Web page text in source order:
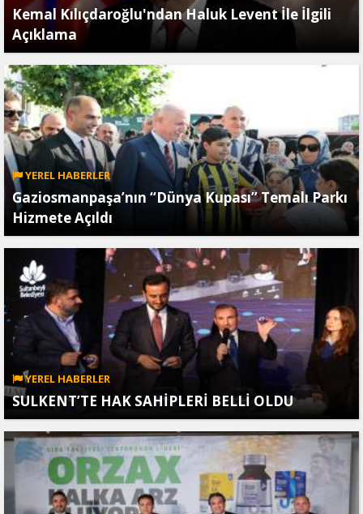
Kemal Kılıçdaroğlu'ndan Haluk Levent İle İlgili
Açıklama
YEREL HABERLER
Gaziosmanpaşa’nın “Dünya Kupası” Temalı Parkı
Hizmete Açıldı
YEREL HABERLER
SULKENT’TE HAK SAHİPLERİ BELLİ OLDU